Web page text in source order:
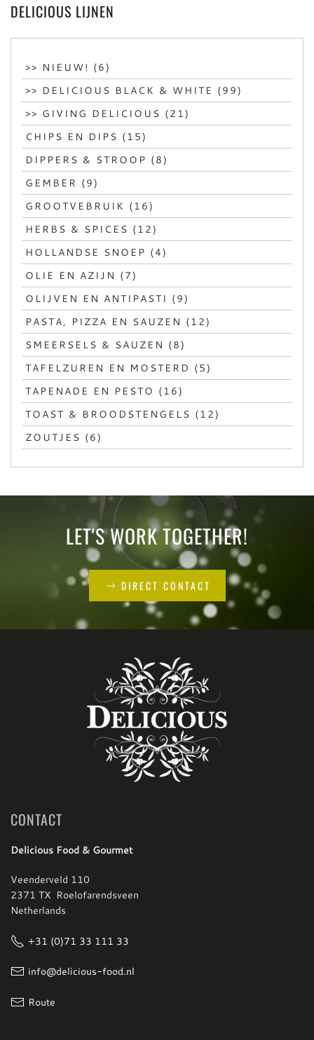
DELICIOUS LIJNEN
>> NIEUW! (6)
>> DELICIOUS BLACK & WHITE (99)
>> GIVING DELICIOUS (21)
CHIPS EN DIPS (15)
DIPPERS & STROOP (8)
GEMBER (9)
GROOTVEBRUIK (16)
HERBS & SPICES (12)
HOLLANDSE SNOEP (4)
OLIE EN AZIJN (7)
OLIJVEN EN ANTIPASTI (9)
PASTA, PIZZA EN SAUZEN (12)
SMEERSELS & SAUZEN (8)
TAFELZUREN EN MOSTERD (5)
TAPENADE EN PESTO (16)
TOAST & BROODSTENGELS (12)
ZOUTJES (6)
LET'S WORK TOGETHER!
DIRECT CONTACT
CONTACT
Delicious Food & Gourmet
Veenderveld 110
2371 TX Roelofarendsveen
Netherlands
+31 (0)71 33 111 33
info@delicious-food.nl
Route